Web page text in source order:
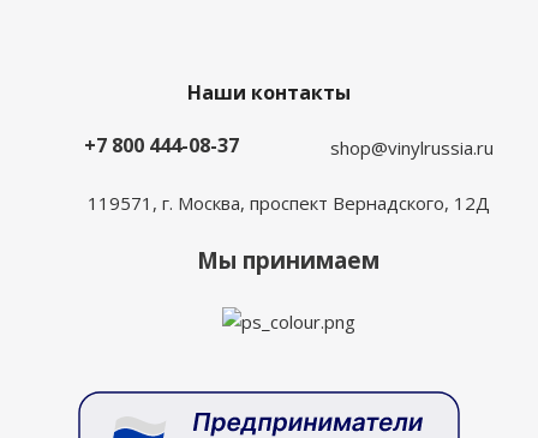
Наши контакты
+7 800 444-08-37
shop@vinylrussia.ru
119571, г. Москва, проспект Вернадского, 12Д
Мы принимаем